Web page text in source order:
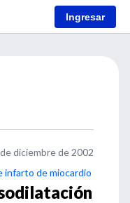
Ingresar
diciembre de 2002
infarto de miocardio